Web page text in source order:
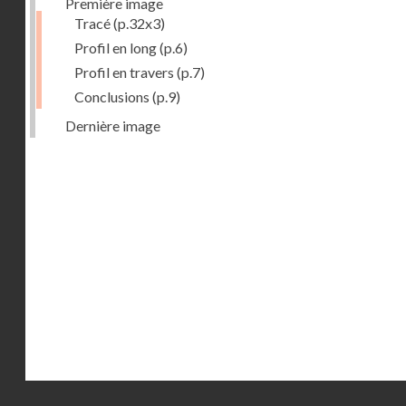
Tracé(p.32x3)
Profil en long(p.6)
Profil en travers (p.7)
Conclusions (p.9)
Dernière image